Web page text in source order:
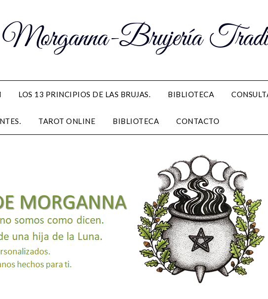
Brujería
LOS 13 PRINCIPIOS DE LAS BRUJAS. BIBLIOTECA
TAROT ONLINE BIBLIOTECA CONTACTO